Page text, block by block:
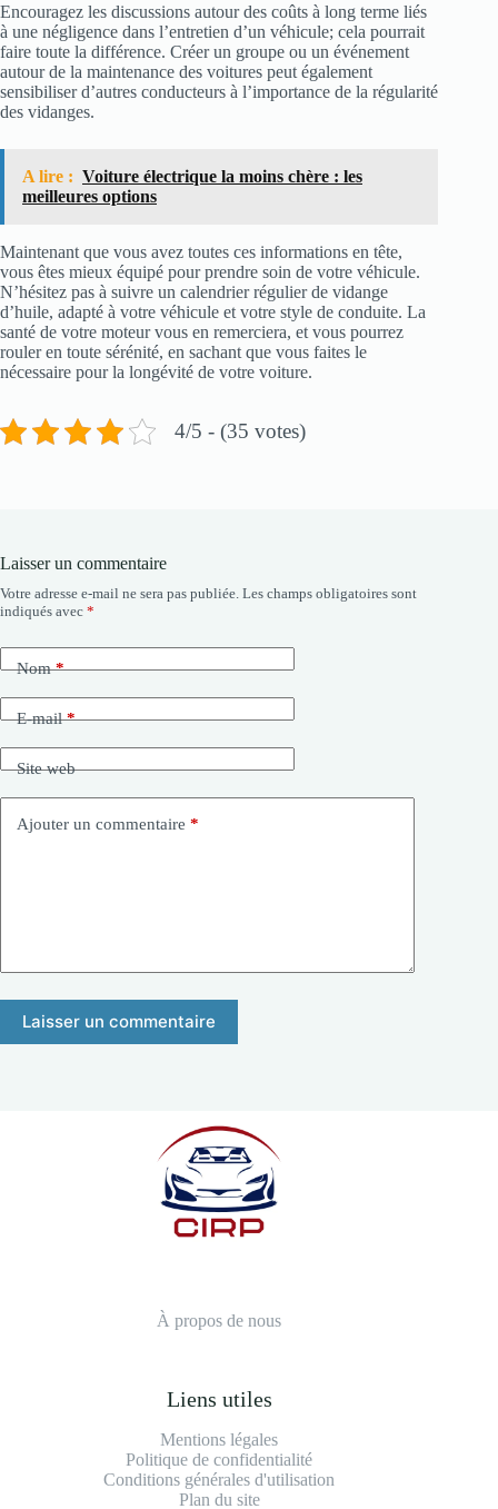
Encouragez les discussions autour des coûts à long terme liés
à une négligence dans l’entretien d’un véhicule; cela pourrait
faire toute la différence. Créer un groupe ou un événement
autour de la maintenance des voitures peut également
sensibiliser d’autres conducteurs à l’importance de la régularité
des vidanges.
A lire : Voiture électrique la moins chère : les
meilleures options
Maintenant que vous avez toutes ces informations en tête,
vous êtes mieux équipé pour prendre soin de votre véhicule.
N’hésitez pas à suivre un calendrier régulier de vidange
d’huile, adapté à votre véhicule et votre style de conduite. La
santé de votre moteur vous en remerciera, et vous pourrez
rouler en toute sérénité, en sachant que vous faites le
nécessaire pour la longévité de votre voiture.
4/5 - (35 votes)
Laisser un commentaire
Votre adresse e-mail ne sera pas publiée. Les champs obligatoires sont
indiqués avec *
Nom*
E-mail*
Site web
Ajouter un commentaire *
Laisser un commentaire
À propos de nous
Liens utiles
Mentions légales
Politique de confidentialité
Conditions générales d'utilisation
Plan du site